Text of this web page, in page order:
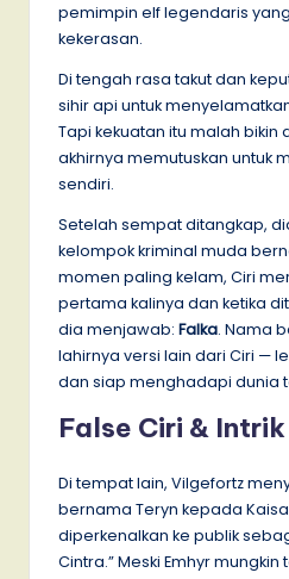
pemimpin elf legendaris
kekerasan.
Di tengah rasa takut dan
sihir api untuk
Tapi kekuatan itu malah bikin
akhirnya memutuskan untuk
sendiri.
Setelah sempat ditangkap,
kelompok kriminal muda
momen paling kelam, Ciri
pertama kalinya dan ketika
dia menjawab: Falka. Nama
lahirnya versi lain dari Ciri —
dan siap menghadapi dunia
False Ciri &
Di tempat lain, Vilgefortz
bernama Teryn kepada
diperkenalkan ke publik
Cintra.” Meski Emhyr